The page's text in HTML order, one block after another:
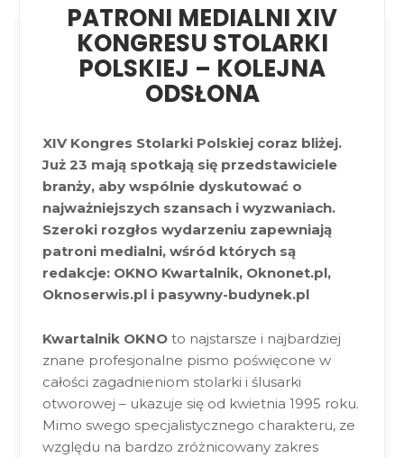
PATRONI MEDIALNI XIV
KONGRESU STOLARKI
POLSKIEJ – KOLEJNA
ODSŁONA
XIV Kongres Stolarki Polskiej coraz bliżej.
Już 23 mają spotkają się przedstawiciele
branży, aby wspólnie dyskutować o
najważniejszych szansach i wyzwaniach.
Szeroki rozgłos wydarzeniu zapewniają
patroni medialni, wśród których są
redakcje: OKNO Kwartalnik, Oknonet.pl,
Oknoserwis.pl i pasywny-budynek.pl
Kwartalnik OKNO to najstarsze i najbardziej
znane profesjonalne pismo poświęcone w
całości zagadnieniom stolarki i ślusarki
otworowej – ukazuje się od kwietnia 1995 roku.
Mimo swego specjalistycznego charakteru, ze
względu na bardzo zróżnicowany zakres